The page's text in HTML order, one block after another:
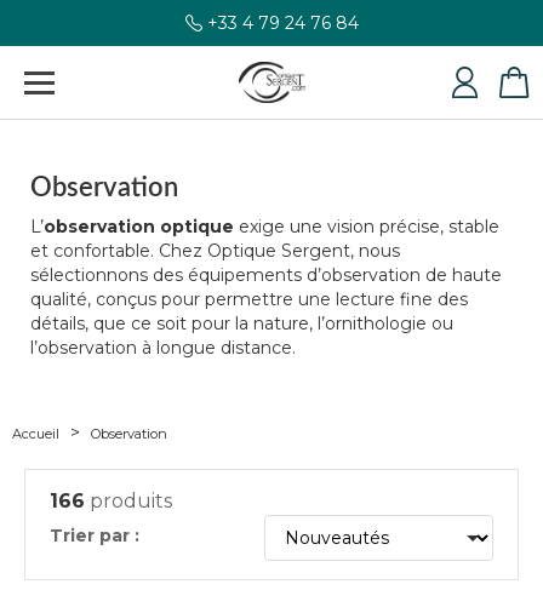
+33 4 79 24 76 84
Observation
L’observation optique exige une vision précise, stable
et confortable. Chez Optique Sergent, nous
sélectionnons des équipements d’observation de haute
qualité, conçus pour permettre une lecture fine des
détails, que ce soit pour la nature, l’ornithologie ou
l’observation à longue distance.
Accueil Observation
166 produits
Trier par :